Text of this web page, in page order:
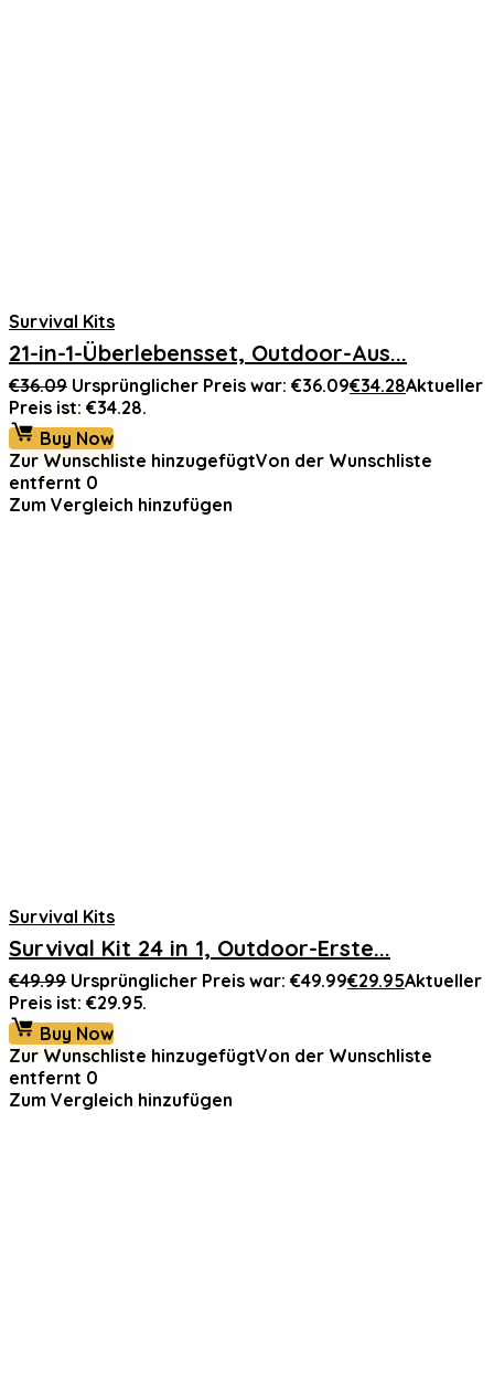
Survival Kits
21-in-1-Überlebensset, Outdoor-Aus...
€36.09 Ursprünglicher Preis war: €36.09€34.28Aktueller
Preis ist: €34.28.
Buy Now
Zur Wunschliste hinzugefügtVon der Wunschliste
entfernt 0
Zum Vergleich hinzufügen
Survival Kits
Survival Kit 24 in 1, Outdoor-Erste...
€49.99 Ursprünglicher Preis war: €49.99€29.95Aktueller
Preis ist: €29.95.
Buy Now
Zur Wunschliste hinzugefügtVon der Wunschliste
entfernt 0
Zum Vergleich hinzufügen